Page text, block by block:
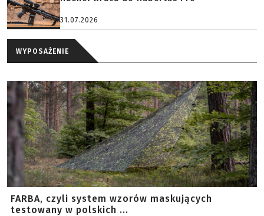
31.07.2026
WYPOSAŻENIE
FARBA, czyli system wzorów maskujących
testowany w polskich ...